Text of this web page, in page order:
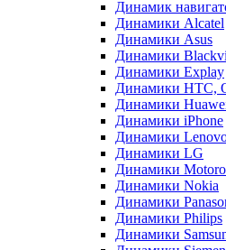
Динамик
Динамики Alcatel
Динамики Asus
Динамики
Динамики Explay
Динамики HTC,
Динамики
Динамики iPhone
Динамики
Динамики LG
Динамики
Динамики Nokia
Динамики
Динамики Philips
Динамики